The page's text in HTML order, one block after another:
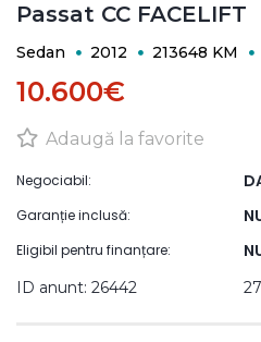
Passat CC FACELIFT
Sedan 2012 213648 KM
10.600€
Adaugă la favorite
Negociabil:
Garanție inclusă:
Eligibil pentru finanțare:
ID anunt: 26442